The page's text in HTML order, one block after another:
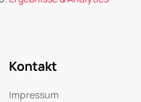
Kontakt
Impressum